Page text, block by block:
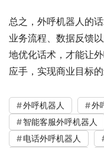
总之，外呼机器人的
业务流程、数据反馈
地优化话术，才能让
应手，实现商业目标的
外呼机器人 外
智能客服外呼机器人
电话外呼机器人